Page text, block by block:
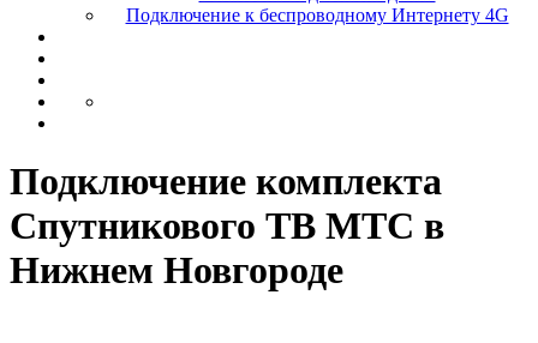
Подключение к беспроводному Интернету 4G
Подключение комплекта
Спутникового ТВ МТС в
Нижнем Новгороде